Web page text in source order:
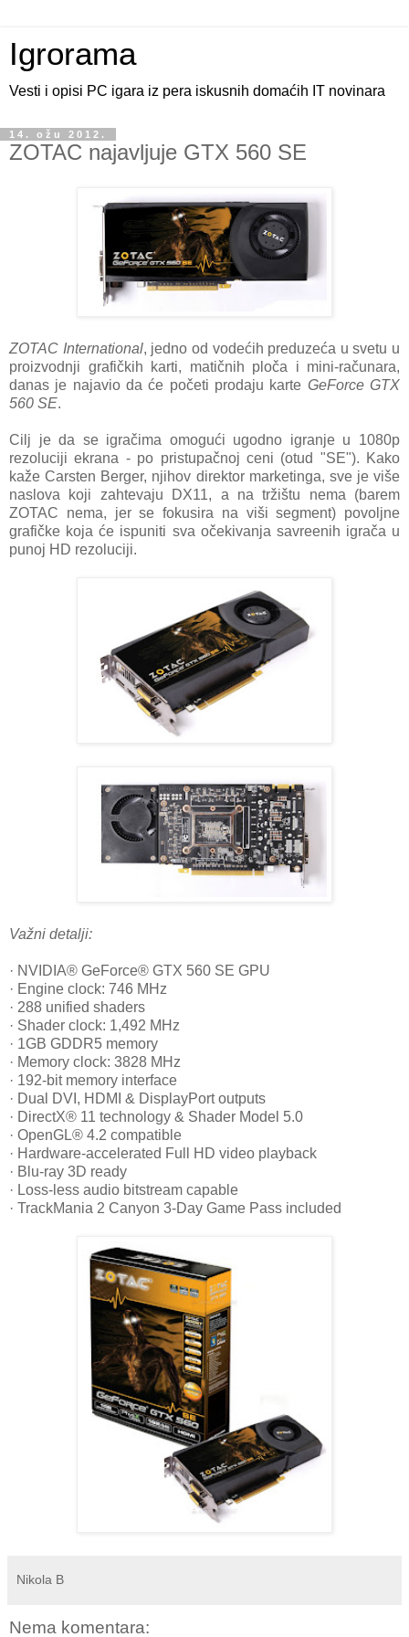
Igrorama
Vesti i opisi PC igara iz pera iskusnih domaćih IT novinara
14. ožu 2012.
ZOTAC najavljuje GTX 560 SE
ZOTAC International, jedno od vodećih preduzeća u svetu u
proizvodnji grafičkih karti, matičnih ploča i mini-računara,
danas je najavio da će početi prodaju karte GeForce GTX
560 SE.
Cilj je da se igračima omogući ugodno igranje u 1080p
rezoluciji ekrana - po pristupačnoj ceni (otud "SE"). Kako
kaže Carsten Berger, njihov direktor marketinga, sve je više
naslova koji zahtevaju DX11, a na tržištu nema (barem
ZOTAC nema, jer se fokusira na viši segment) povoljne
grafičke koja će ispuniti sva očekivanja savreenih igrača u
punoj HD rezoluciji.
Važni detalji:
· NVIDIA® GeForce® GTX 560 SE GPU
· Engine clock: 746 MHz
· 288 unified shaders
· Shader clock: 1,492 MHz
· 1GB GDDR5 memory
· Memory clock: 3828 MHz
· 192-bit memory interface
· Dual DVI, HDMI & DisplayPort outputs
· DirectX® 11 technology & Shader Model 5.0
· OpenGL® 4.2 compatible
· Hardware-accelerated Full HD video playback
· Blu-ray 3D ready
· Loss-less audio bitstream capable
· TrackMania 2 Canyon 3-Day Game Pass included
Nikola B
Nema komentara: